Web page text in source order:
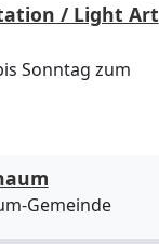
/ Light Art
Sonntag zum
Gemeinde